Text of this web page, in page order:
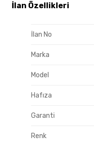
İlan Özellikleri
İlan No
Marka
Model
Hafıza
Garanti
Renk